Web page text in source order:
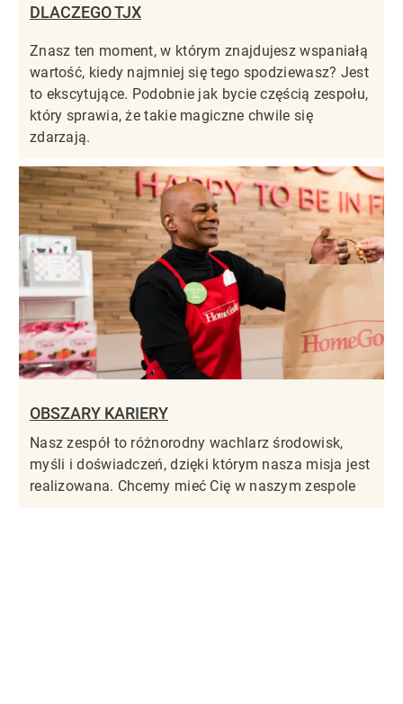
DLACZEGO TJX
Znasz ten moment, w którym znajdujesz wspaniałą
wartość, kiedy najmniej się tego spodziewasz? Jest
to ekscytujące. Podobnie jak bycie częścią zespołu,
który sprawia, że takie magiczne chwile się
zdarzają.
OBSZARY KARIERY
Nasz zespół to różnorodny wachlarz środowisk,
myśli i doświadczeń, dzięki którym nasza misja jest
realizowana. Chcemy mieć Cię w naszym zespole